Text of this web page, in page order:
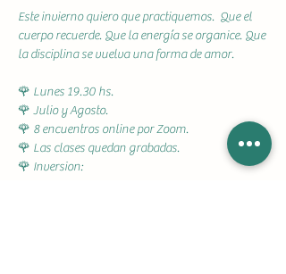
Este invierno quiero que practiquemos.  Que el
cuerpo recuerde. Que la energía se organice. Que
la disciplina se vuelva una forma de amor.
🌹 Lunes 19.30 hs.
🌹 Julio y Agosto.
🌹 8 encuentros online por Zoom.
🌹 Las clases quedan grabadas.
🌹 Inversion: